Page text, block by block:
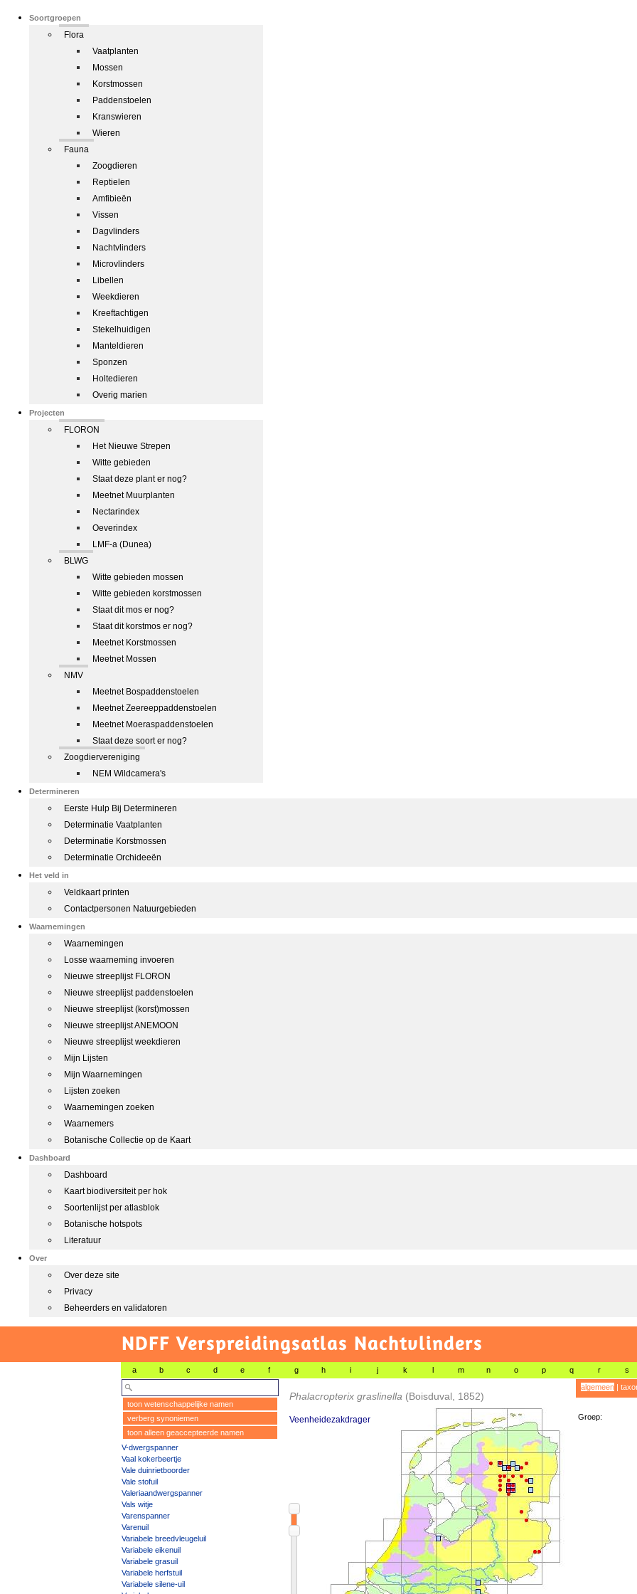
Soortgroepen
Flora
Vaatplanten
Mossen
Korstmossen
Paddenstoelen
Kranswieren
Wieren
Fauna
Zoogdieren
Reptielen
Amfibieën
Vissen
Dagvlinders
Nachtvlinders
Microvlinders
Libellen
Weekdieren
Kreeftachtigen
Stekelhuidigen
Manteldieren
Sponzen
Holtedieren
Overig marien
Projecten
FLORON
Het Nieuwe Strepen
Witte gebieden
Staat deze plant er nog?
Meetnet Muurplanten
Nectarindex
Oeverindex
LMF-a (Dunea)
BLWG
Witte gebieden mossen
Witte gebieden korstmossen
Staat dit mos er nog?
Staat dit korstmos er nog?
Meetnet Korstmossen
Meetnet Mossen
NMV
Meetnet Bospaddenstoelen
Meetnet Zeereeppaddenstoelen
Meetnet Moeraspaddenstoelen
Staat deze soort er nog?
Zoogdiervereniging
NEM Wildcamera's
Determineren
Eerste Hulp Bij Determineren
Determinatie Vaatplanten
Determinatie Korstmossen
Determinatie Orchideeën
Het veld in
Veldkaart printen
Contactpersonen Natuurgebieden
Waarnemingen
Waarnemingen
Losse waarneming invoeren
Nieuwe streeplijst FLORON
Nieuwe streeplijst paddenstoelen
Nieuwe streeplijst (korst)mossen
Nieuwe streeplijst ANEMOON
Nieuwe streeplijst weekdieren
Mijn Lijsten
Mijn Waarnemingen
Lijsten zoeken
Waarnemingen zoeken
Waarnemers
Botanische Collectie op de Kaart
Dashboard
Dashboard
Kaart biodiversiteit per hok
Soortenlijst per atlasblok
Botanische hotspots
Literatuur
Over
Over deze site
Privacy
Beheerders en validatoren
NDFF Verspreidingsatlas Nachtvlinders
a b c d e f g h i j k l m n o p q r s
toon wetenschappelijke namen
verberg synoniemen
toon alleen geaccepteerde namen
V-dwergspanner
Vaal kokerbeertje
Vale duinrietboorder
Vale stofuil
Valeriaandwergspanner
Vals witje
Varenspanner
Varenuil
Variabele breedvleugeluil
Variabele eikenuil
Variabele grasuil
Variabele herfstuil
Variabele silene-uil
Phalacropterix graslinella (Boisduval, 1852)
Veenheidezakdrager
algemeen|
Groep: